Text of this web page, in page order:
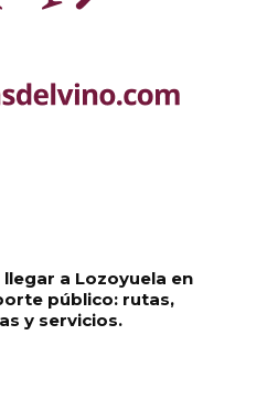
llegar a Lozoyuela en
público: rutas,
y servicios.